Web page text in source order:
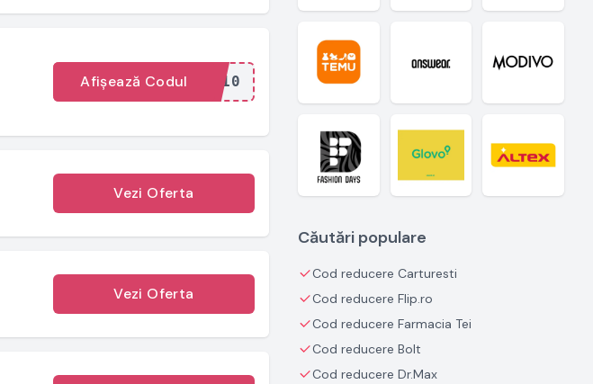
...P10
Afișează Codul
Vezi Oferta
Vezi Oferta
Căutări populare
Cod reducere Carturesti
Cod reducere Flip.ro
Cod reducere Farmacia Tei
Cod reducere Bolt
Cod reducere Dr.Max